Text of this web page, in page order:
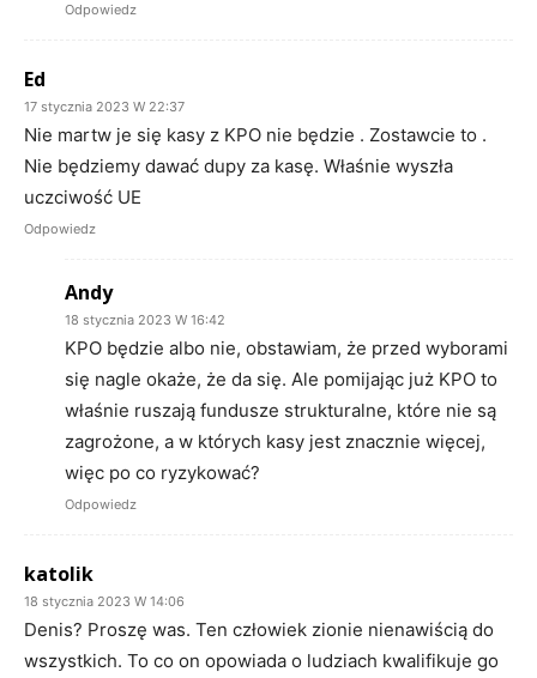
Odpowiedz
Ed
17 stycznia 2023 W 22:37
Nie martw je się kasy z KPO nie będzie . Zostawcie to .
Nie będziemy dawać dupy za kasę. Właśnie wyszła
uczciwość UE
Odpowiedz
Andy
18 stycznia 2023 W 16:42
KPO będzie albo nie, obstawiam, że przed wyborami
się nagle okaże, że da się. Ale pomijając już KPO to
właśnie ruszają fundusze strukturalne, które nie są
zagrożone, a w których kasy jest znacznie więcej,
więc po co ryzykować?
Odpowiedz
katolik
18 stycznia 2023 W 14:06
Denis? Proszę was. Ten człowiek zionie nienawiścią do
wszystkich. To co on opowiada o ludziach kwalifikuje go